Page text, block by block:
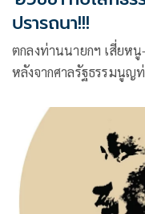
ปรารถนา!!!
ตกลงท่านนายกฯ เสี่ยห
หลังจากศาลรัฐธรรมนูญ
รัฐธรรมนูญ ส่งผลให้พวก
เอาเลยก็เป็นได้ หรือพ
รัฐมนตรีสำรอง ที่มีชื่อย่
โศกเศร้า ศึม (ซึม) กะทือ